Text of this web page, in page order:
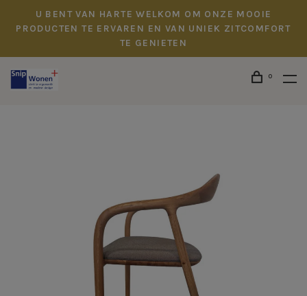
U BENT VAN HARTE WELKOM OM ONZE MOOIE
PRODUCTEN TE ERVAREN EN VAN UNIEK ZITCOMFORT
TE GENIETEN
0